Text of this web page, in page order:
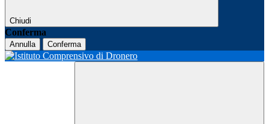
Chiudi
Conferma
Annulla Conferma